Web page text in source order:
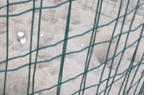
in Puglia delle
19 tartarughine